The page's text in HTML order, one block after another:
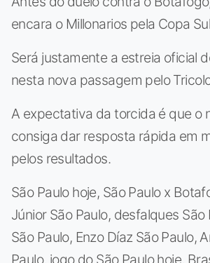
encara o Millonarios pela Copa
Será justamente a estreia oficial
nesta nova passagem pelo
A expectativa da torcida é que o
consiga dar resposta rápida em
pelos resultados.
São Paulo hoje, São Paulo x
Júnior São Paulo, desfalques São
São Paulo, Enzo Díaz São Paulo,
Paulo, jogo do São Paulo hoje,